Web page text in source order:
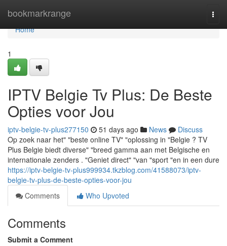
bookmarkrange
Home
Home
1
IPTV Belgie Tv Plus: De Beste
Opties voor Jou
iptv-belgie-tv-plus277150 51 days ago News
Discuss
Op zoek naar het" "beste online TV" "oplossing in "Belgie ? TV
Plus Belgie biedt diverse" "breed gamma aan met Belgische en
internationale zenders . "Geniet direct" "van "sport "en in een dure
https://iptv-belgie-tv-plus999934.tkzblog.com/41588073/iptv-
belgie-tv-plus-de-beste-opties-voor-jou
Comments
Who Upvoted
Comments
Submit a Comment